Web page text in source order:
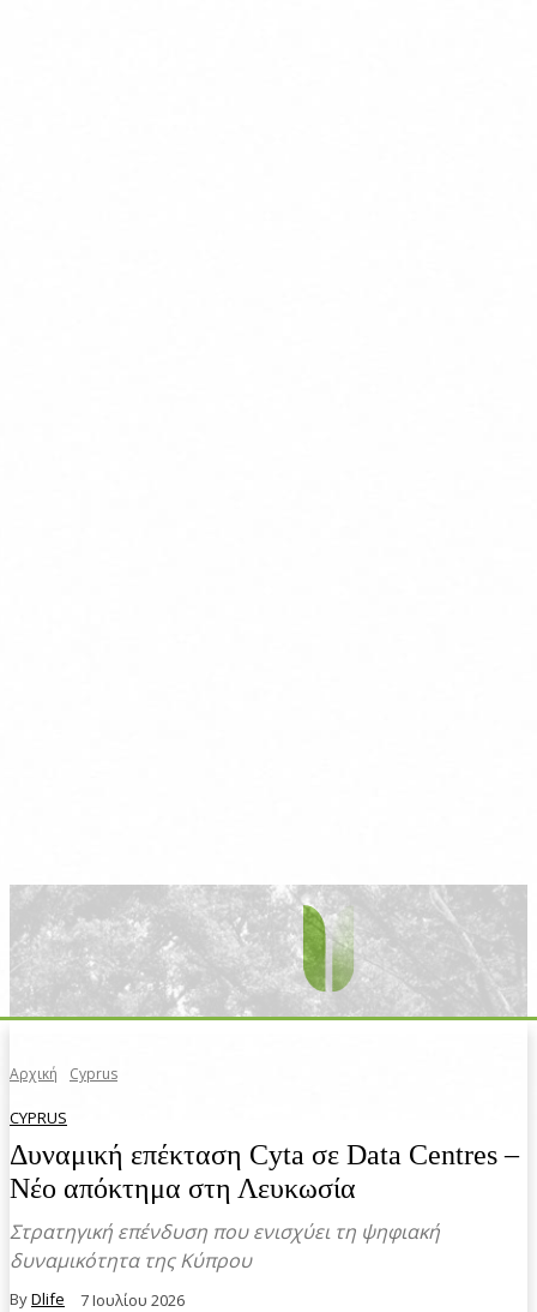
Αρχική Cyprus
CYPRUS
Δυναμική επέκταση Cyta σε Data Centres –
Νέο απόκτημα στη Λευκωσία
Στρατηγική επένδυση που ενισχύει τη ψηφιακή
δυναμικότητα της Κύπρου
ByDlife 7 Ιουλίου 2026